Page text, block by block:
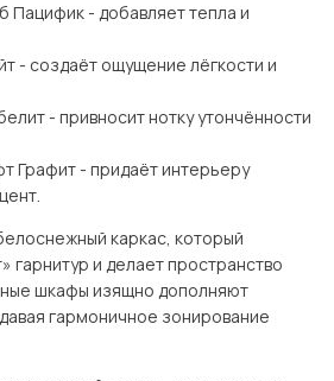
Пацифик - добавляет тепла и
- создаёт ощущение лёгкости и
- привносит нотку утончённости
Графит - придаёт интерьеру
каркас, который
гарнитур и делает пространство
шкафы изящно дополняют
гармоничное зонирование